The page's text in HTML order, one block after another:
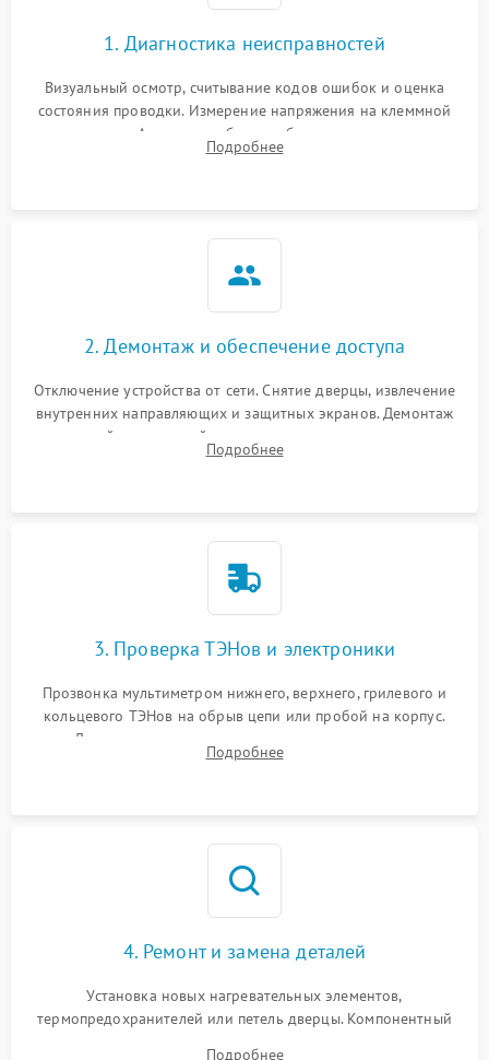
1. Диагностика неисправностей
Визуальный осмотр, считывание кодов ошибок и оценка
состояния проводки. Измерение напряжения на клеммной
колодке. Анализ жалоб на проблемы с нагревом,
конвекцией, панелью управления или блокировкой дверцы.
Подробнее
2. Демонтаж и обеспечение доступа
Отключение устройства от сети. Снятие дверцы, извлечение
внутренних направляющих и защитных экранов. Демонтаж
задней или верхней панели для прямого доступа к
нагревательным элементам, плате и вентиляторам.
Подробнее
3. Проверка ТЭНов и электроники
Прозвонка мультиметром нижнего, верхнего, грилевого и
кольцевого ТЭНов на обрыв цепи или пробой на корпус.
Диагностика термостата, датчиков температуры,
переключателя режимов и мотора конвекции.
Подробнее
4. Ремонт и замена деталей
Установка новых нагревательных элементов,
термопредохранителей или петель дверцы. Компонентный
Подробнее